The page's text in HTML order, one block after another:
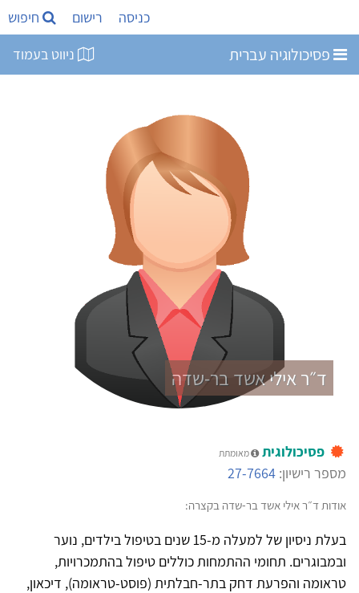
כניסה רישום חיפוש
פסיכולוגיה עברית ניווט בעמוד
ד״ר אילי אשד בר-שדה
פסיכולוגית מאומתת
מספר רישיון: 27-7664
אודות ד״ר אילי אשד בר-שדה בקצרה:
בעלת ניסיון של למעלה מ-15 שנים בטיפול בילדים, נוער
ובמבוגרים. תחומי ההתמחות כוללים טיפול בהתמכרויות,
טראומה והפרעת דחק בתר-חבלתית (פוסט-טראומה), דיכאון,